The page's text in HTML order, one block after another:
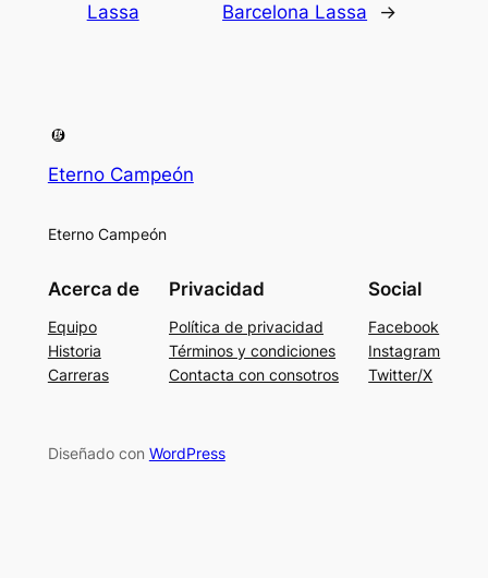
Lassa
Barcelona Lassa
→
Eterno Campeón
Eterno Campeón
Acerca de
Equipo
Historia
Carreras
Privacidad
Política de privacidad
Términos y condiciones
Contacta con consotros
Social
Facebook
Instagram
Twitter/X
Diseñado con WordPress